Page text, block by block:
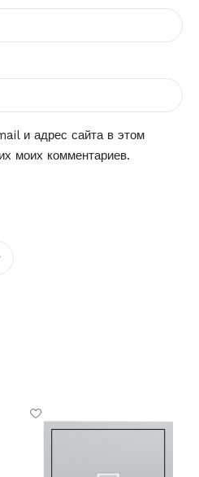
и адрес сайта в этом
моих комментариев.